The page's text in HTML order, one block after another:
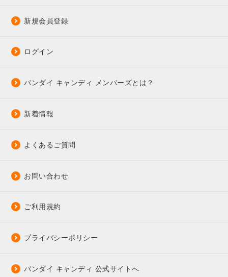
新規会員登録
ログイン
バンダイ キャンディ メンバーズとは？
新着情報
よくあるご質問
お問い合わせ
ご利用規約
プライバシーポリシー
バンダイ キャンディ 公式サイトへ